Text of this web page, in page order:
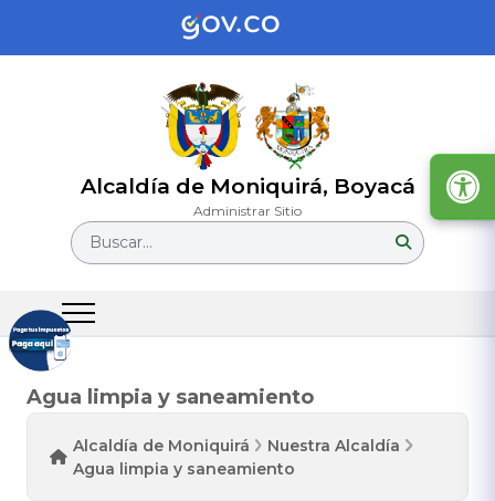
Alcaldía de Moniquirá, Boyacá
Administrar Sitio
Buscar...
Agua limpia y saneamiento
Alcaldía de Moniquirá
Nuestra Alcaldía
Agua limpia y saneamiento